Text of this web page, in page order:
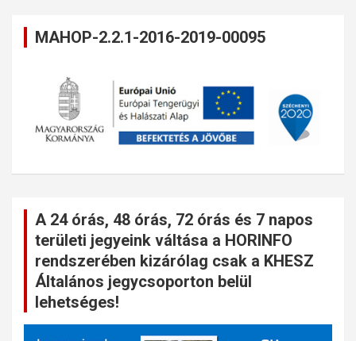
MAHOP-2.2.1-2016-2019-00095
A 24 órás, 48 órás, 72 órás és 7 napos
területi jegyeink váltása a HORINFO
rendszerében kizárólag csak a KHESZ
Általános jegycsoporton belül
lehetséges!